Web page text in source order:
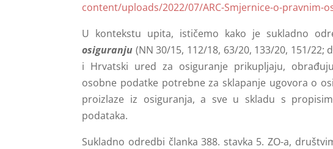
content/uploads/2022/07/ARC-Smjernice-o-pravnim-
U kontekstu upita, ističemo kako je sukladno
osiguranju (NN 30/15, 112/18, 63/20, 133/20, 151/
i Hrvatski ured za osiguranje prikupljaju,
osobne podatke potrebne za sklapanje ugovora o
proizlaze iz osiguranja, a sve u skladu s
podataka.
Sukladno odredbi članka 388. stavka 5. ZO-a,